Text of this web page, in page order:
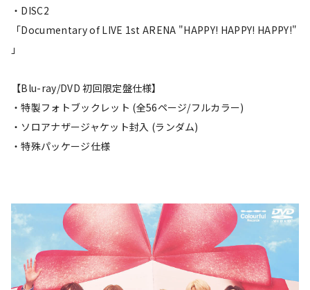
・DISC2
「Documentary of LIVE 1st ARENA "HAPPY! HAPPY! HAPPY!"
」
【Blu-ray/DVD 初回限定盤仕様】
・特製フォトブックレット (全56ページ/フルカラー)
・ソロアナザージャケット封入 (ランダム)
・特殊パッケージ仕様